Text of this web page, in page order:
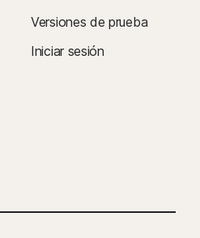
una extensión de navegador en
incorporado en iOS y Android.
web o blogs) y en Hulu.com (pero
productos de VPN líderes
Versiones de prueba
Iniciar sesión